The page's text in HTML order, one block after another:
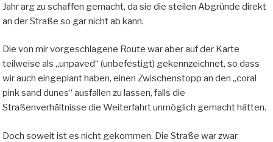
Jahr arg zu schaffen gemacht, da sie die steilen Abgründe direkt
an der Straße so gar nicht ab kann.
Die von mir vorgeschlagene Route war aber auf der Karte
teilweise als „unpaved“ (unbefestigt) gekennzeichnet, so dass
wir auch eingeplant haben, einen Zwischenstopp an den „coral
pink sand dunes“ ausfallen zu lassen, falls die
Straßenverhältnisse die Weiterfahrt unmöglich gemacht hätten.
Doch soweit ist es nicht gekommen. Die Straße war zwar